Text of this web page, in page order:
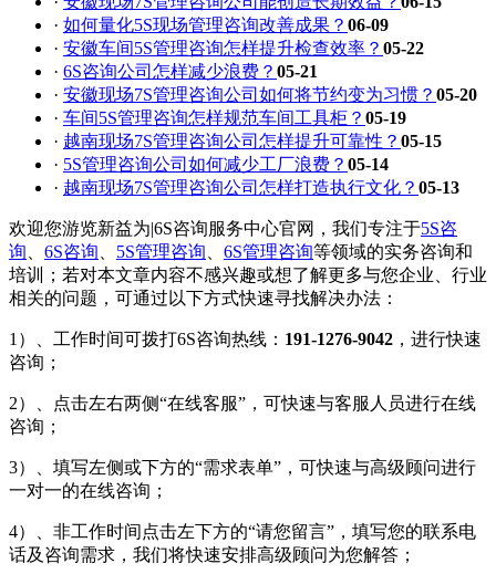
· 如何量化5S现场管理咨询改善成果？ 06-09
· 安徽车间5S管理咨询怎样提升检查效率？ 05-22
· 6S咨询公司怎样减少浪费？ 05-21
· 安徽现场7S管理咨询公司如何将节约变为习惯？ 05-20
· 车间5S管理咨询怎样规范车间工具柜？ 05-19
· 越南现场7S管理咨询公司怎样提升可靠性？ 05-15
· 5S管理咨询公司如何减少工厂浪费？ 05-14
· 越南现场7S管理咨询公司怎样打造执行文化？ 05-13
欢迎您游览新益为|6S咨询服务中心官网，我们专注于5S咨
询
6S咨询 5S管理咨询 6S管理咨询等领域的实务咨询和
培训；若对本文章内容不感兴趣或想了解更多与您企业、行业
相关的问题，可通过以下方式快速寻找解决办法：
1）、工作时间可拨打6S咨询热线： 191-1276-9042 ，进行快速
咨询；
2）、点击左右两侧“在线客服”，可快速与客服人员进行在线
咨询；
3）、填写左侧或下方的“需求表单”，可快速与高级顾问进行
一对一的在线咨询；
4）、非工作时间点击左下方的“请您留言”，填写您的联系电
话及咨询需求，我们将快速安排高级顾问为您解答；